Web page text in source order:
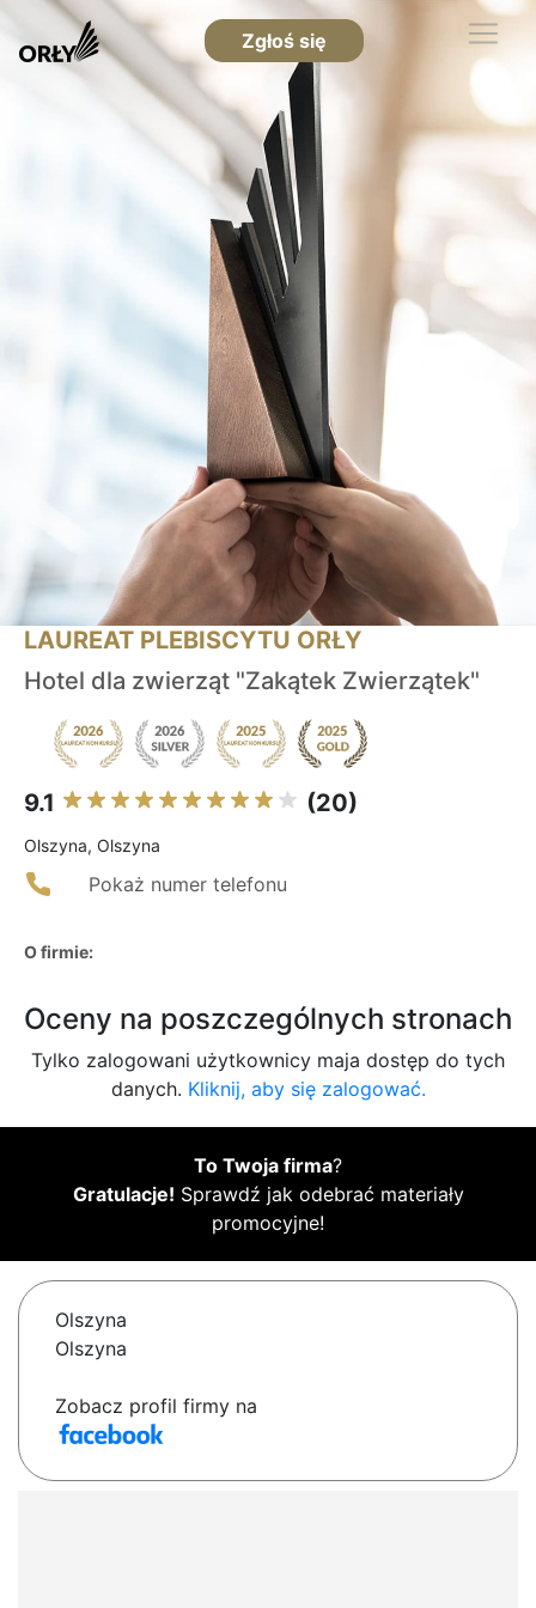
Zgłoś się
LAUREAT PLEBISCYTU ORŁY
Hotel dla zwierząt "Zakątek Zwierzątek"
9.1 (20)
Olszyna, Olszyna
Pokaż numer telefonu
O firmie:
Oceny na poszczególnych stronach
Tylko zalogowani użytkownicy maja dostęp do tych
danych. Kliknij, aby się zalogować.
To Twoja firma?
Gratulacje! Sprawdź jak odebrać materiały
promocyjne!
Olszyna
Olszyna
Zobacz profil firmy na